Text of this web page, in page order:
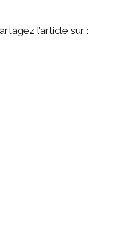
l’article sur :